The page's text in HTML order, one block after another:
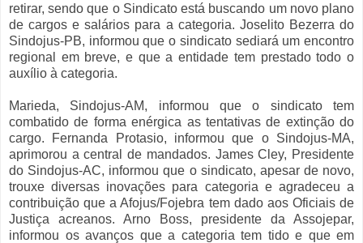
retirar, sendo que o Sindicato está buscando um novo plano
de cargos e salários para a categoria. Joselito Bezerra do
Sindojus-PB, informou que o sindicato sediará um encontro
regional em breve, e que a entidade tem prestado todo o
auxílio à categoria.
Marieda, Sindojus-AM, informou que o sindicato tem
combatido de forma enérgica as tentativas de extinção do
cargo. Fernanda Protasio, informou que o Sindojus-MA,
aprimorou a central de mandados. James Cley, Presidente
do Sindojus-AC, informou que o sindicato, apesar de novo,
trouxe diversas inovações para categoria e agradeceu a
contribuição que a Afojus/Fojebra tem dado aos Oficiais de
Justiça acreanos. Arno Boss, presidente da Assojepar,
informou os avanços que a categoria tem tido e que em